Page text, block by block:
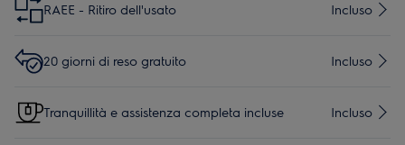
RAEE - Ritiro dell'usato Incluso
20 giorni di reso gratuito Incluso
Tranquillità e assistenza completa incluse Incluso